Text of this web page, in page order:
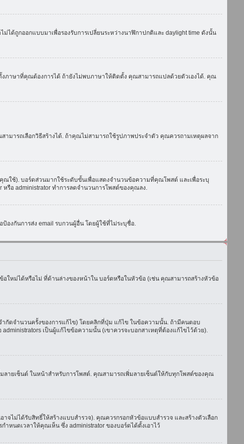
ได้ถูกออกแบบมาเพื่อรองรับการเปลี่ยนระหว่างนาฬิกาปกติและ daylight time ดังนั้น
งภาษาที่คุณต้องการได้ ถ้ายังไม่พบภาษาให้ติดตั้ง คุณสามารถแปลด้วยตัวเองได้. คุณ
มารถเลือกวิธีสร้างได้. ถ้าคุณไม่สามารถใช้รูปภาพประจำตัว คุณควรถามเหตุผลจาก
ใช้). บอร์ดส่วนมากใช้ระดับขั้นเพื่อแสดงจำนวนข้อความที่คุณโพสต์ และเพื่อระบุ
หรือ administrator ทำการลดจำนวนการโพสต์ของคุณลง.
งกันการส่ง email รบกวนผู้อื่น โดยผู้ใช้ที่ไม่ระบุชื่อ.
หม่ได้หรือไม่ ที่ด้านล่างของหน้าใน บอร์ดหรือในหัวข้อ (เช่น คุณสามารถสร้างหัวข้อ
กัดจำนวนครั้งของการแก้ไข) โดยคลิกที่ปุ่ม แก้ไข ในข้อความนั้น. ถ้ามีคนตอบ
เป็นผู้แก้ไขข้อความนั้น (เขาควรจะบอกสาเหตุที่ต้องแก้ไขไว้ด้วย).
ายเซ็นต์ ในหน้าสำหรับการโพสต์. คุณสามารถเพิ่มลายเซ็นต์ให้กับทุกโพสต์ของคุณ
ม่ได้รับสิทธิ์ให้สร้างแบบสำรวจ). คุณควรกรอกหัวข้อแบบสำรวจ และสร้างตัวเลือก
หนดเวลาให้คุณเห็น ซึ่ง administrator ของบอร์ดได้ตั้งเอาไว้